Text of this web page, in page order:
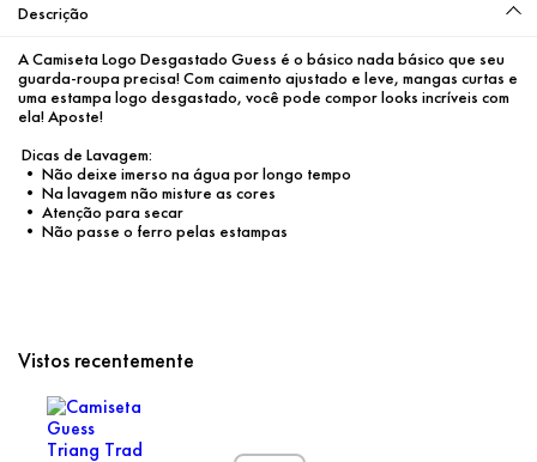
Descrição
A Camiseta Logo Desgastado Guess é o básico nada básico que seu
guarda-roupa precisa! Com caimento ajustado e leve, mangas curtas e
uma estampa logo desgastado, você pode compor looks incríveis com
ela! Aposte!
Dicas de Lavagem:
• Não deixe imerso na água por longo tempo
• Na lavagem não misture as cores
• Atenção para secar
• Não passe o ferro pelas estampas
Vistos recentemente